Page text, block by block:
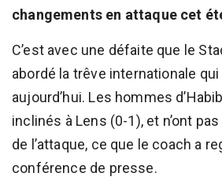
changements en attaque cet
C’est avec une défaite que le
abordé la trêve internationale
aujourd’hui. Les hommes
inclinés à Lens (0-1), et n’ont
de l’attaque, ce que le coach a
conférence de presse.